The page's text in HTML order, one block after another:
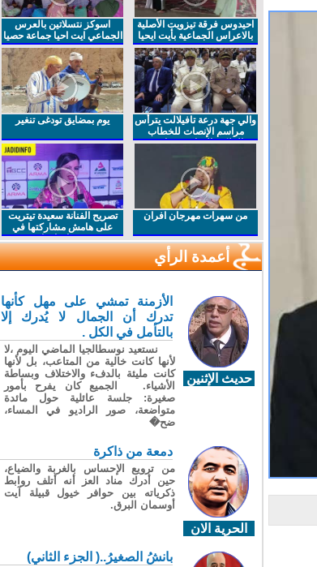
احيدوس فرقة تيزويت الأصلية
بالاعراس الجماعية بأيت ايحيا
اسوكز نتسلاتين بالعرس
الجماعي ايت احيا جماعة حصيا
والي جهة درعة تافيلالت يترأس
مراسم الإنصات للخطاب
الملكي السامي بمناسبة
يوم بمضايق تودغى تنغير
من سهرات مهرجان افران
تصريح الفنانة سعيدة تيتريت
على هامش مشاركتها في
مهرجان افران
أعمدة الرأي
حديث الإثنين
الأزمنة تمشي على مهل كأنها
تدرك أن الجمال لا يُدرك إلا
بالتأمل في الكل .
نستعيد نوسطالجيا الماضي اليوم ،لا
لأنها كانت خالية من المتاعب، بل لأنها
كانت مليئة بالدفء والاختلاف وبساطة
الأشياء. الجميع كان يفرح بأمور
صغيرة: جلسة عائلية حول مائدة
متواضعة، صور الراديو في المساء،
ضح�
الحرية الان
دمعة من ذاكرة
من ترويع الإحساس بالغربة والضياع،
حين أدرك مناد العز أنه أتلف روابط
ذكرياته بين حوافر خيول قبيلة آيت
أوسمان البرق.
بانشُ الصغيرُ..( الجزء الثاني)